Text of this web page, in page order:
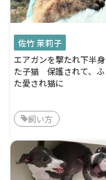
佐竹 茉莉子
エアガンを撃たれ下半
た子猫 保護されて、ふ
た愛され猫に
飼い方